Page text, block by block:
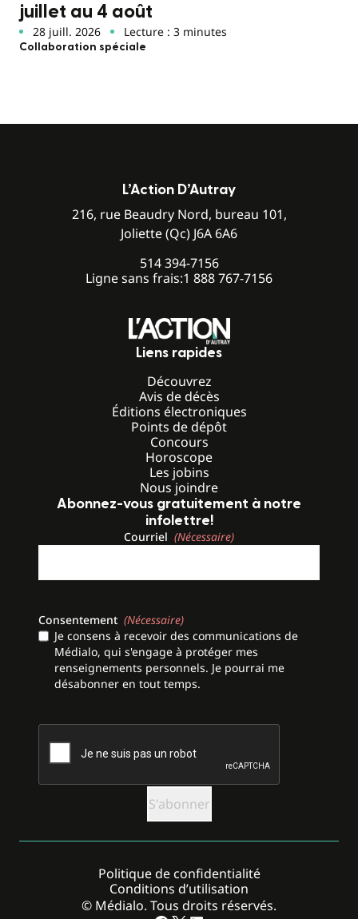
juillet au 4 août
28 juill. 2026 Lecture : 3 minutes
Collaboration spéciale
L’Action D’Autray
216, rue Beaudry Nord, bureau 101,
Joliette (Qc) J6A 6A6
514 394-7156
Ligne sans frais:1 888 767-7156
Liens rapides
Découvrez
Avis de décès
Éditions électroniques
Points de dépôt
Concours
Horoscope
Les jobins
Nous joindre
Abonnez-vous gratuitement à notre
infolettre!
Courriel (Nécessaire)
Consentement (Nécessaire)
Je consens à recevoir des communications de
Médialo, qui s'engage à protéger mes
renseignements personnels. Je pourrai me
désabonner en tout temps.
© Médialo. Tous droits réservés.
Politique de confidentialité
Conditions d’utilisation